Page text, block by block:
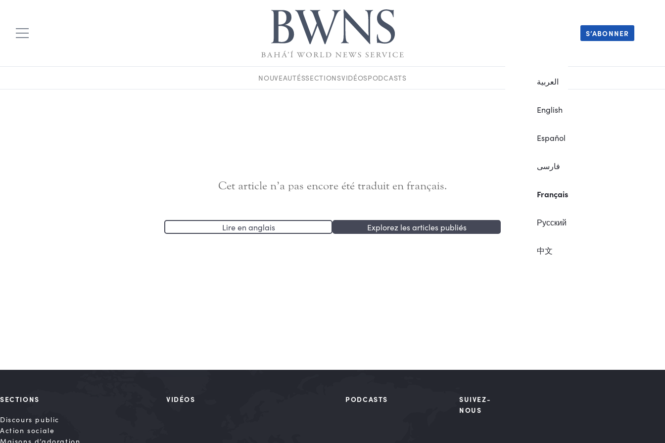
العربية
English
Español
فارسی
Français
Русский
中文
S’ABONNER
NOUVEAUTÉSSECTIONSVIDÉOSPODCASTS
Cet article n’a pas encore été traduit en français.
Lire en anglais Explorez les articles publiés
SECTIONS
Discours public
Action sociale
Maisons d’adoration
VIDÉOS PODCASTS
SUIVEZ-
NOUS